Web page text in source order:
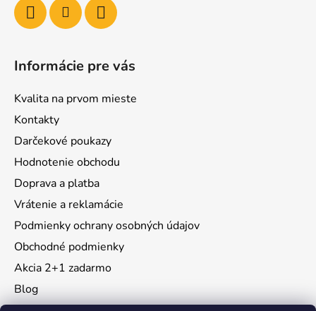
Informácie pre vás
Kvalita na prvom mieste
Kontakty
Darčekové poukazy
Hodnotenie obchodu
Doprava a platba
Vrátenie a reklamácie
Podmienky ochrany osobných údajov
Obchodné podmienky
Akcia 2+1 zadarmo
Blog